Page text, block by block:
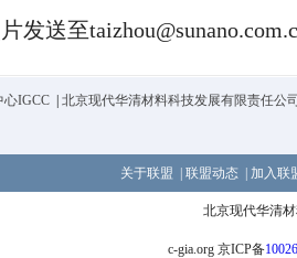
发送至
心IGCC 北京现代华清材料科技发展有限责任公
关于联盟 联盟动态 加入联
北京现代华清
c-gia.org 京ICP备